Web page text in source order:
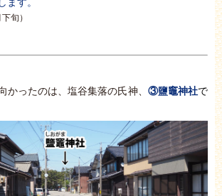
旬）
かったのは、塩谷集落の氏神、 ③鹽竈神社で